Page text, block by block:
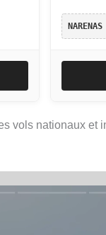
NARENAS
vols nationaux et